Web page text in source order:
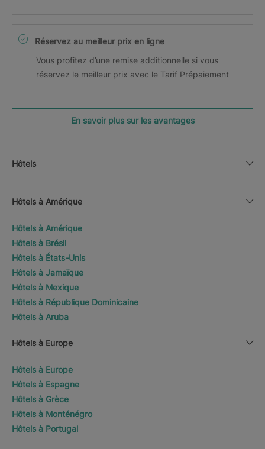
Réservez au meilleur prix en ligne
Vous profitez d’une remise additionnelle si vous
réservez le meilleur prix avec le Tarif Prépaiement
En savoir plus sur les avantages
Hôtels
Hôtels à Amérique
Hôtels à Amérique
Hôtels à Brésil
Hôtels à États-Unis
Hôtels à Jamaïque
Hôtels à Mexique
Hôtels à République Dominicaine
Hôtels à Aruba
Hôtels à Europe
Hôtels à Europe
Hôtels à Espagne
Hôtels à Grèce
Hôtels à Monténégro
Hôtels à Portugal